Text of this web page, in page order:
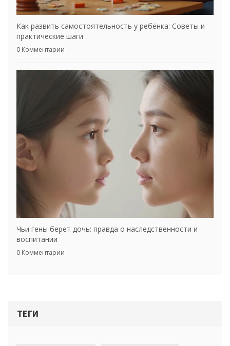
Как развить самостоятельность у ребёнка: Советы и
практические шаги
0 Комментарии
Чьи гены берет дочь: правда о наследственности и
воспитании
0 Комментарии
ТЕГИ